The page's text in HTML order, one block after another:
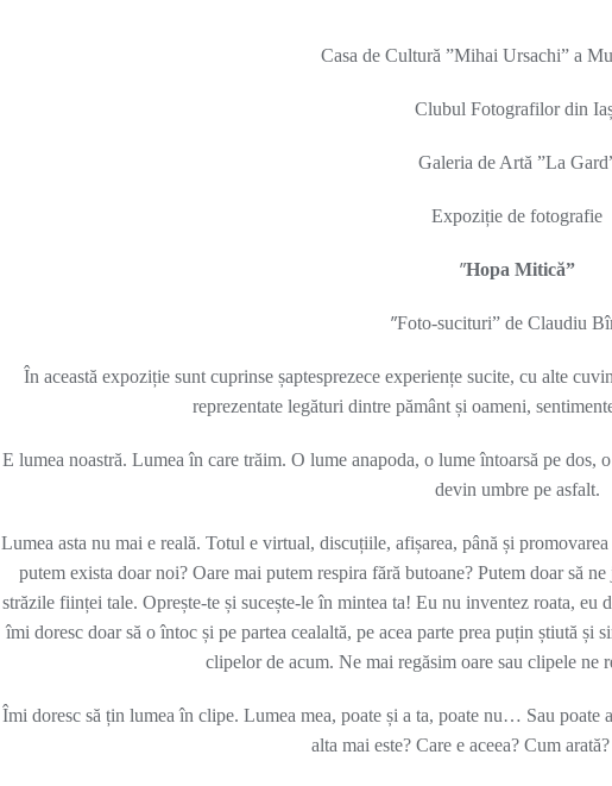
Casa de Cultură ”Mihai Ursachi” a
Clubul Fotografilor din
Galeria de Artă ”La
Expoziție de fotografie
”Hopa Mitică”
”Foto-sucituri” de Claudiu
În această expoziție sunt cuprinse șaptesprezece experiențe sucite, cu alte
reprezentate legături dintre pământ și oameni,
E lumea noastră. Lumea în care trăim. O lume anapoda, o lume întoarsă pe
devin umbre pe asfalt.
Lumea asta nu mai e reală. Totul e virtual, discuțiile, afișarea, până și
putem exista doar noi? Oare mai putem respira fără butoane? Putem doar să
străzile ființei tale. Oprește-te și sucește-le în mintea ta! Eu nu inventez roata,
îmi doresc doar să o întoc și pe partea cealaltă, pe acea parte prea puțin știută
clipelor de acum. Ne mai regăsim oare sau clipele ne
Îmi doresc să țin lumea în clipe. Lumea mea, poate și a ta, poate nu… Sau poate
alta mai este? Care e aceea? Cum